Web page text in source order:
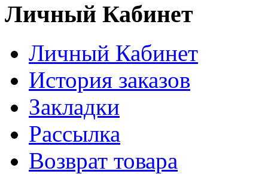
Личный Кабинет
Личный Кабинет
История заказов
Закладки
Рассылка
Возврат товара